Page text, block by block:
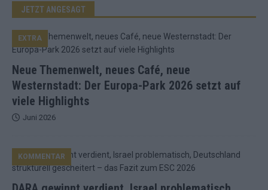
JETZT ANGESAGT
Neue Themenwelt, neues Café, neue
Westernstadt: Der Europa-Park 2026 setzt auf
viele Highlights
EXTRA
Juni 2026
KOMMENTAR